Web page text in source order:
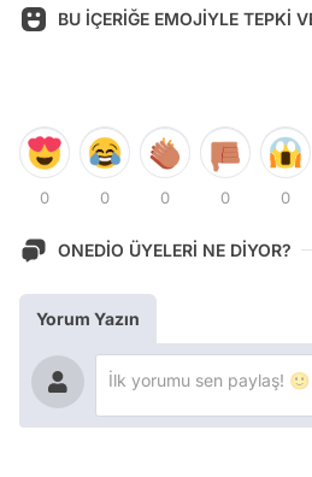
BU İÇERİĞE EMOJİYLE TEPKİ
0 0 0 0 0
ONEDİO ÜYELERİ NE DİYOR?
Yorum Yazın